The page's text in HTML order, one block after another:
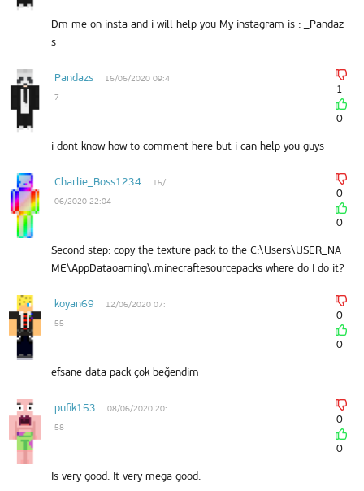
Dm me on insta and i will help you My instagram is : _Pandaz
s
Pandazs
16/06/2020 09:4
7
1
0
i dont know how to comment here but i can help you guys
Charlie_Boss1234
15/
06/2020 22:04
0
0
Second step: copy the texture pack to the C:\Users\USER_NA
ME\AppDataoaming\.minecraftesourcepacks where do I do it?
koyan69
12/06/2020 07:
55
0
0
efsane data pack çok beğendim
pufik153
08/06/2020 20:
58
0
0
Is very good. It very mega good.